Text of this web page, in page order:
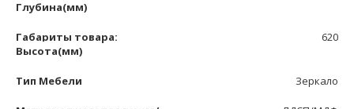
Глубина(мм)
Габариты товара:
Высота(мм)
620
Тип Мебели Зеркало